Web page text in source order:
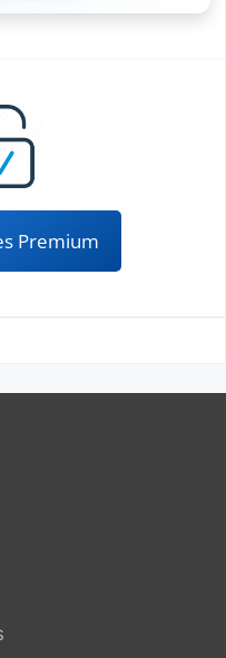
Premium